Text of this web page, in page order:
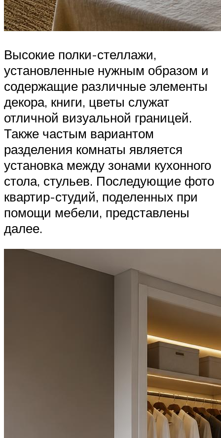
Высокие полки-стеллажи,
установленные нужным образом и
содержащие различные элементы
декора, книги, цветы служат
отличной визуальной границей.
Также частым вариантом
разделения комнаты является
установка между зонами кухонного
стола, стульев. Последующие фото
квартир-студий, поделенных при
помощи мебели, представлены
далее.